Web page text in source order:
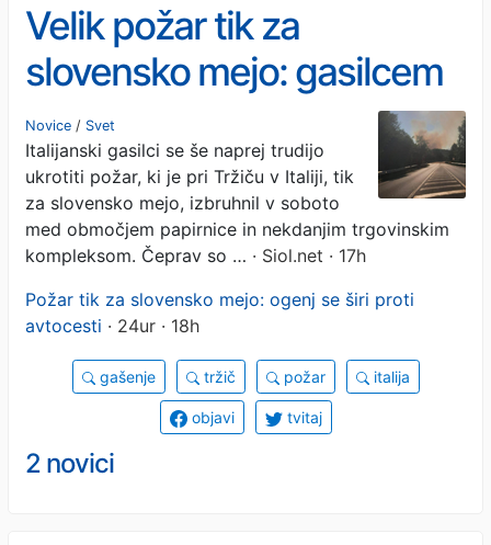
Velik požar tik za
slovensko mejo: gasilcem
težave povzročata veter in
neeksplodirana sredstva
Novice / Svet
Italijanski gasilci se še naprej trudijo
ukrotiti požar, ki je pri Tržiču v Italiji, tik
za slovensko mejo, izbruhnil v soboto
med območjem papirnice in nekdanjim trgovinskim
kompleksom. Čeprav so … · Siol.net · 17h
Požar tik za slovensko mejo: ogenj se širi proti
avtocesti · 24ur · 18h
gašenje tržič požar italija
objavi tvitaj
2 novici